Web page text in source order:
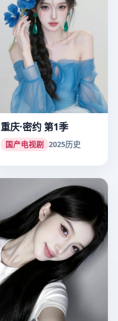
重庆·密约 第1季
国产电视剧 2025历史